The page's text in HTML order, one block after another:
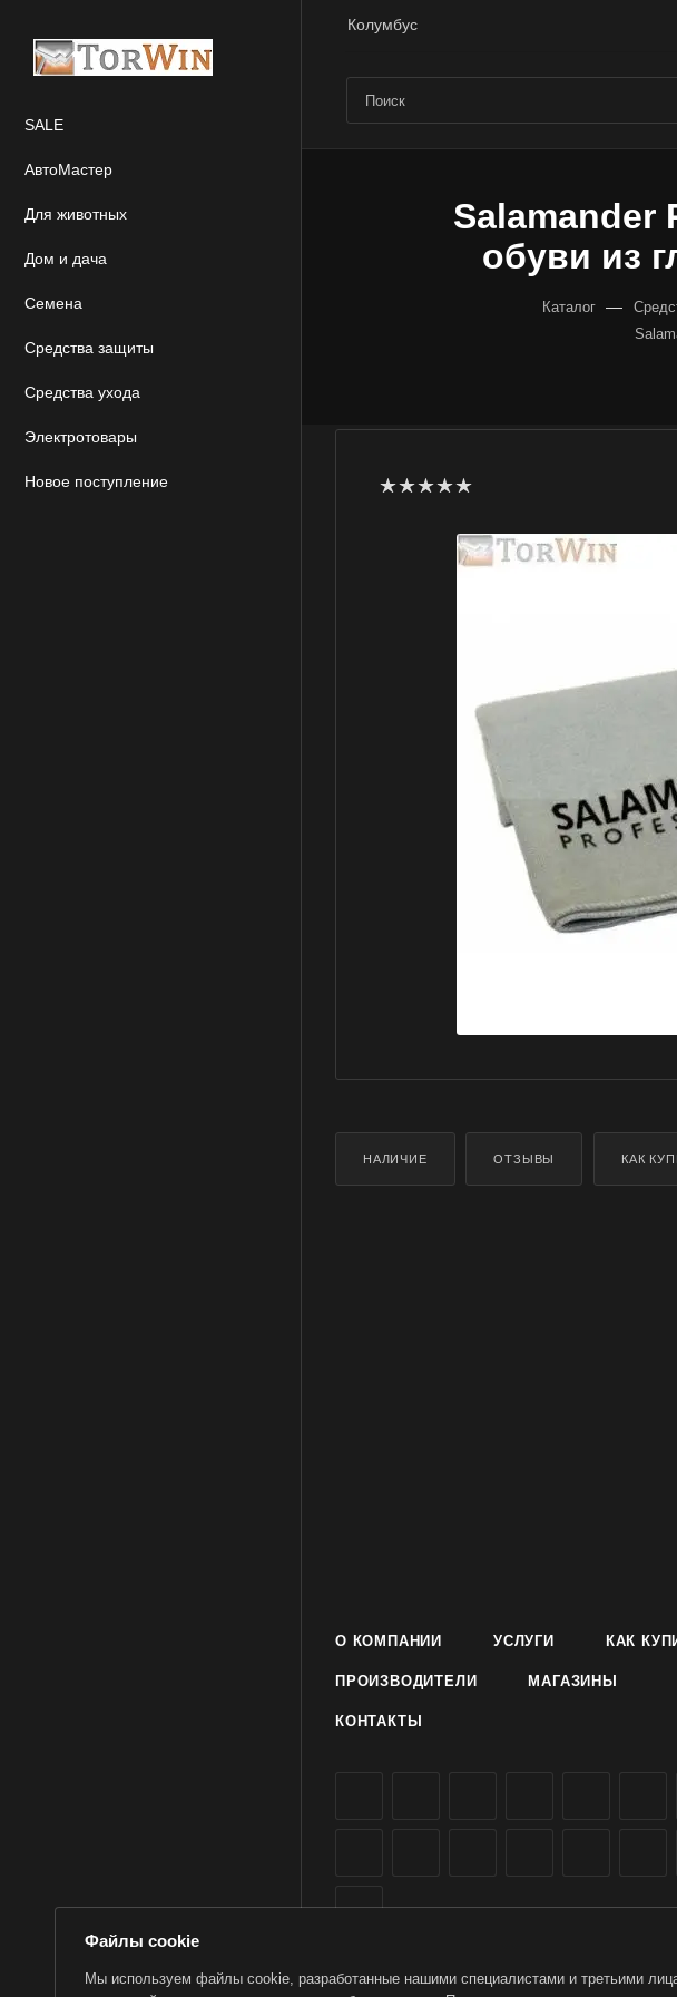
Колумбус
SALE
АвтоМастер
Для животных
Дом и дача
Семена
Средства защиты
Средства ухода
Электротовары
Новое поступление
Salamander
обуви из
Каталог —
НАЛИЧИЕ ОТЗЫВЫ КАК
О КОМПАНИИ УСЛУГИ КАК
ПРОИЗВОДИТЕЛИ МАГАЗИНЫ
КОНТАКТЫ
Файлы cookie
Мы используем файлы cookie, разработанные нашими специалистами и третьими